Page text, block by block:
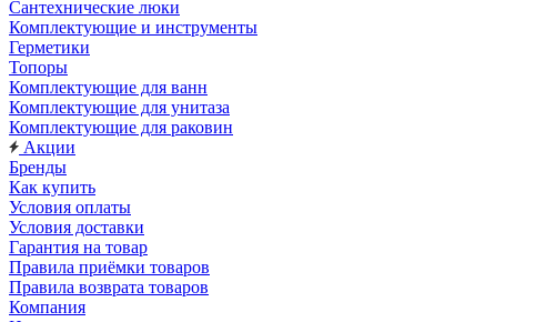
Сантехнические люки
Комплектующие и инструменты
Герметики
Топоры
Комплектующие для ванн
Комплектующие для унитаза
Комплектующие для раковин
Акции
Бренды
Как купить
Условия оплаты
Условия доставки
Гарантия на товар
Правила приёмки товаров
Правила возврата товаров
Компания